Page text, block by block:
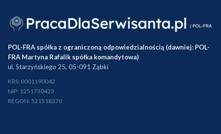
POL-FRA spółka z ograniczoną odpowiedzialnością (dawniej: POL-
FRA Martyna Rafalik spółka komandytowa)
ul. Starzyńskiego 25, 05-091 Ząbki
KRS: 0001190042
NIP: 1251730423
REGON: 521518370